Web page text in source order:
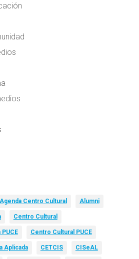
Agenda Centro Cultural Alumni
Centro Cultural
Centro Cultural PUCE
Aplicada CETCIS CISeAL